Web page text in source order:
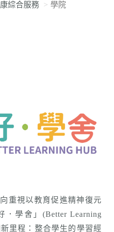
綜合服務
學院
重視以教育促進精神復元
．學舍」(Better Learning
里程：整合學生的學習經